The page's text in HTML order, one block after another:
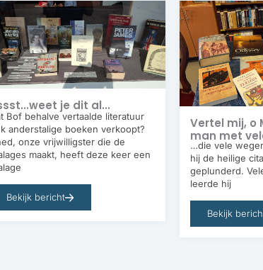
je dit al...
Bof behalve vertaalde literatuur
anderstalige boeken verkoopt?
onze vrijwilligster die de
maakt, heeft deze keer een
Bekijk bericht
Vertel mij, o
man met
…die vele
hij de heilige
geplunderd.
leerde hij
Bekijk